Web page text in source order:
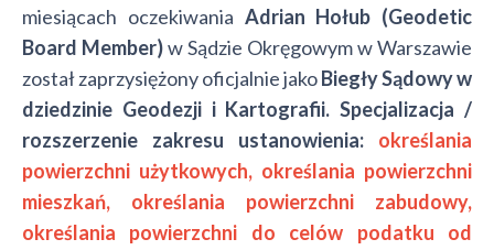
miesiącach oczekiwania Adrian Hołub (Geodetic
Board Member)w Sądzie Okręgowym w Warszawie
został zaprzysiężony oficjalnie jakoBiegły Sądowy w
dziedzinie Geodezji i Kartografii. Specjalizacja /
rozszerzenie zakresu ustanowienia: określania
powierzchni użytkowych, określania powierzchni
mieszkań, określania powierzchni zabudowy,
określania powierzchni do celów podatku od